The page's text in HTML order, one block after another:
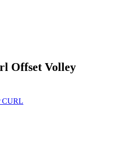
Offset Volley
CURL